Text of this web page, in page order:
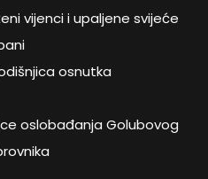
vijenci i upaljene svijeće
osnutka
oslobađanja Golubovog